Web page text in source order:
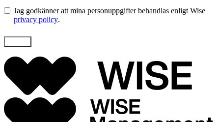
Jag godkänner att mina personuppgifter behandlas enligt Wise
privacy policy.